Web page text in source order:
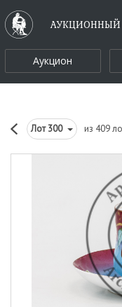
Аукцион
Лот300 из 409